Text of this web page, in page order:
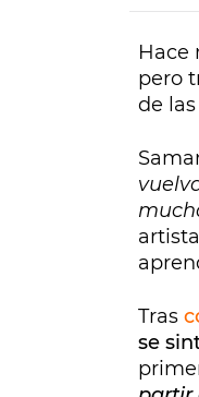
Hace
pero
de
Tras
se